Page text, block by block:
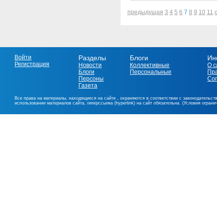
предыдущая 3 4 5 6 7 8 9 10 11
Войти
Регистрация
Разделы
Новости
Блоги
Персоны
Газета
Блоги
Коллективные
Персональные
О
Все права на материалы, находящиеся на сайте , охраняются в соответствии с
использовании материалов сайта, гиперссылка (hyperlink) на сайт обязательна. (Условия